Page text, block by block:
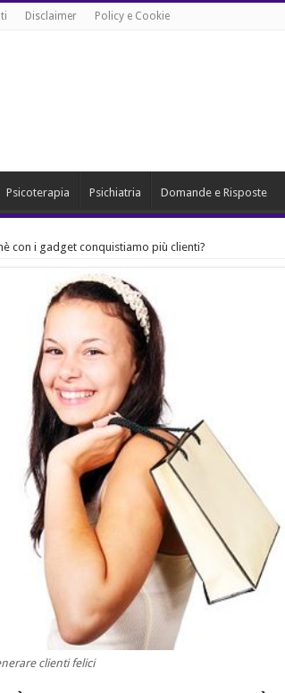
Disclaimer Policy e Cookie
Psicoterapia Psichiatria Domande e Risposte
con i gadget conquistiamo più clienti?
clienti felici